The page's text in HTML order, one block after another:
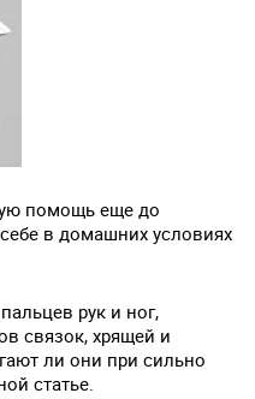
помощь еще до
в домашних условиях
рук и ног,
связок, хрящей и
ли они при сильно
статье.